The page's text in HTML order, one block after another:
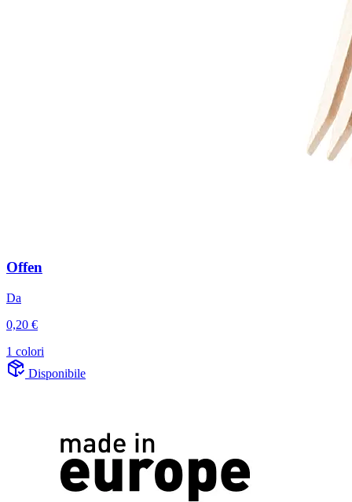
Offen
Da
0,20 €
1 colori
Disponibile